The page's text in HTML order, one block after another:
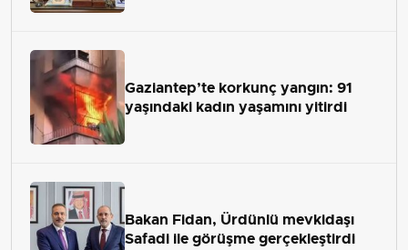
Gaziantep’te korkunç yangın: 91
yaşındaki kadın yaşamını yitirdi
Bakan Fidan, Ürdünlü mevkidaşı
Safadi ile görüşme gerçekleştirdi